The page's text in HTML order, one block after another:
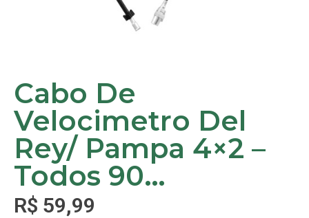
Cabo De
Velocimetro Del
Rey/ Pampa 4×2 –
Todos 90…
R$ 59,99